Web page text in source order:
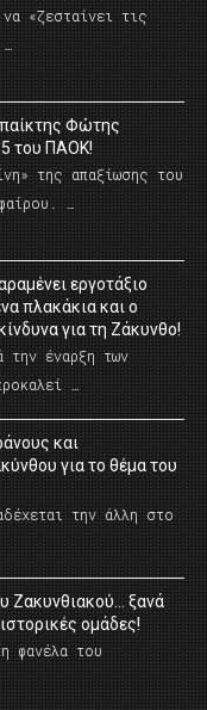
«ζεσταίνει τις
Φώτης
του ΠΑΟΚ!
της απαξίωσης του
…
εργοτάξιο
πλακάκια και ο
για τη Ζάκυνθο!
την έναρξη των
…
και
για το θέμα του
την άλλη στο
Ζακυνθιακού… ξανά
ομάδες!
φανέλα του